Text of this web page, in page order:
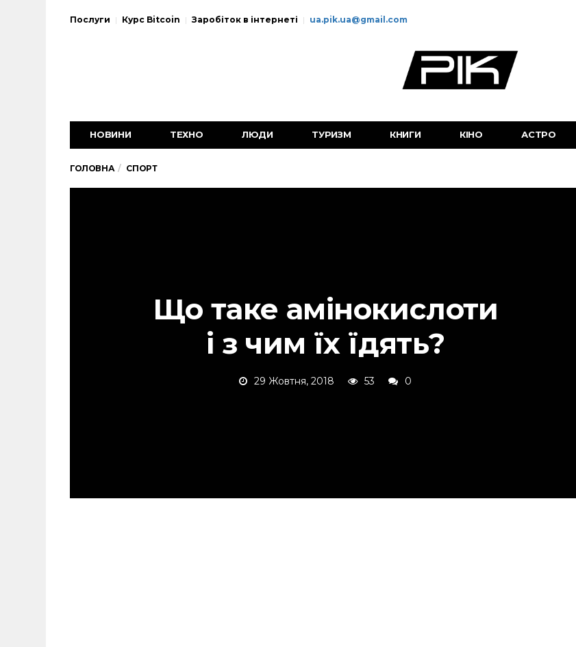
Послуги Курс Bitcoin Заробіток в інтернеті ua.pik.ua@gmail.com
НОВИНИ ТЕХНО ЛЮДИ ТУРИЗМ КНИГИ КІНО АСТРО
ГОЛОВНА СПОРТ
Що таке амінокислоти
і з чим їх їдять?
29 Жовтня, 2018 53 0